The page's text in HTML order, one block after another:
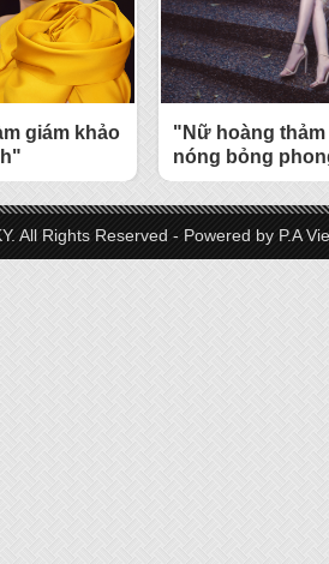
giám khảo
"Nữ hoàng
nóng bỏng
All Rights Reserved - Powered by P.A